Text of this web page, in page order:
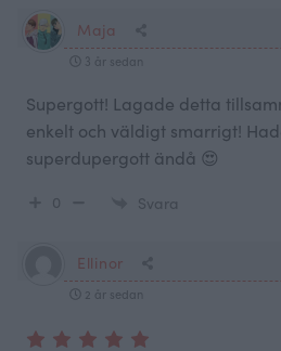
Maja
3 år sedan
Supergott! Lagade detta
enkelt och väldigt smarrigt!
superdupergott ändå 😍
0 Svara
Ellinor
2 år sedan